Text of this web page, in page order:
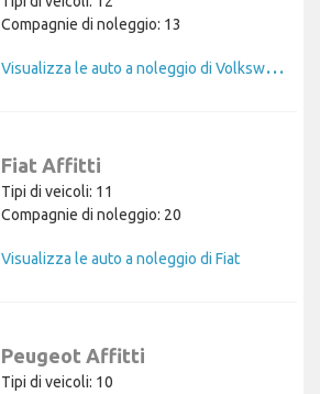
Compagnie di noleggio: 13
V
isualizza le auto a noleggio di Volkswagen
Fiat Affitti
Tipi di veicoli: 11
Compagnie di noleggio: 20
Visualizza le auto a noleggio di Fiat
Peugeot Affitti
Tipi di veicoli: 10